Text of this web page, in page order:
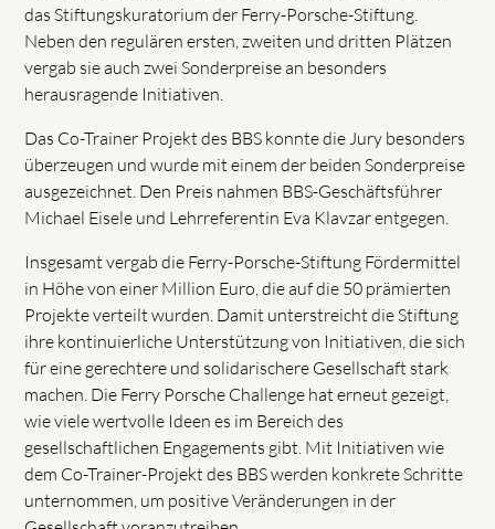
das Stiftungskuratorium der Ferry-Porsche-Stiftung.
Neben den regulären ersten, zweiten und dritten Plätzen
vergab sie auch zwei Sonderpreise an besonders
herausragende Initiativen.
Das Co-Trainer Projekt des BBS konnte die Jury besonders
überzeugen und wurde mit einem der beiden Sonderpreise
ausgezeichnet. Den Preis nahmen BBS-Geschäftsführer
Michael Eisele und Lehrreferentin Eva Klavzar entgegen.
Insgesamt vergab die Ferry-Porsche-Stiftung Fördermittel
in Höhe von einer Million Euro, die auf die 50 prämierten
Projekte verteilt wurden. Damit unterstreicht die Stiftung
ihre kontinuierliche Unterstützung von Initiativen, die sich
für eine gerechtere und solidarischere Gesellschaft stark
machen. Die Ferry Porsche Challenge hat erneut gezeigt,
wie viele wertvolle Ideen es im Bereich des
gesellschaftlichen Engagements gibt. Mit Initiativen wie
dem Co-Trainer-Projekt des BBS werden konkrete Schritte
unternommen, um positive Veränderungen in der